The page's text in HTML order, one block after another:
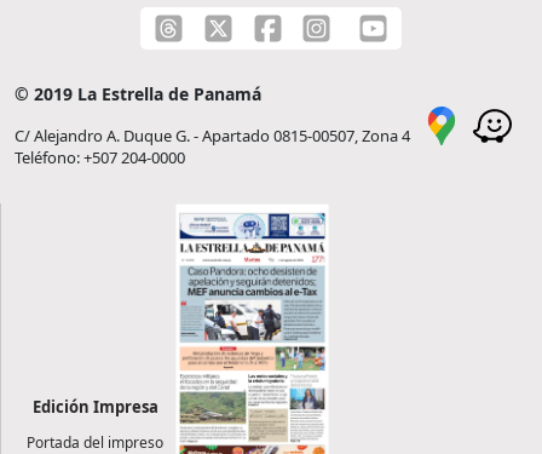
© 2019 La Estrella de Panamá
C/ Alejandro A. Duque G. - Apartado 0815-00507, Zona 4
Teléfono: +507 204-0000
Edición Impresa
Portada del impreso